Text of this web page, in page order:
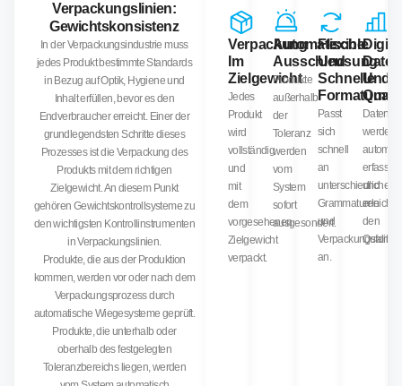
Verpackungslinien:
Gewichtskonsistenz
In der Verpackungsindustrie muss
jedes Produkt bestimmte Standards
in Bezug auf Optik, Hygiene und
Inhalt erfüllen, bevor es den
Endverbraucher erreicht. Einer der
grundlegendsten Schritte dieses
Prozesses ist die Verpackung des
Produkts mit dem richtigen
Zielgewicht. An diesem Punkt
gehören Gewichtskontrollsysteme zu
den wichtigsten Kontrollinstrumenten
in Verpackungslinien.
Produkte, die aus der Produktion
kommen, werden vor oder nach dem
Verpackungsprozess durch
automatische Wiegesysteme geprüft.
Produkte, die unterhalb oder
oberhalb des festgelegten
Toleranzbereichs liegen, werden
Verpackung
Im
Zielgewicht
Jedes
Produkt
wird
vollständig
und
mit
dem
vorgesehenen
Zielgewicht
verpackt.
Automatische
Ausschleusung
Produkte
außerhalb
der
Toleranz
werden
vom
System
sofort
ausgesondert.
Flexible
Und
Schnelle
Passt
sich
schnell
an
unterschiedliche
Grammaturen
und
an.
Und
Daten
werden
erfasst
und
den